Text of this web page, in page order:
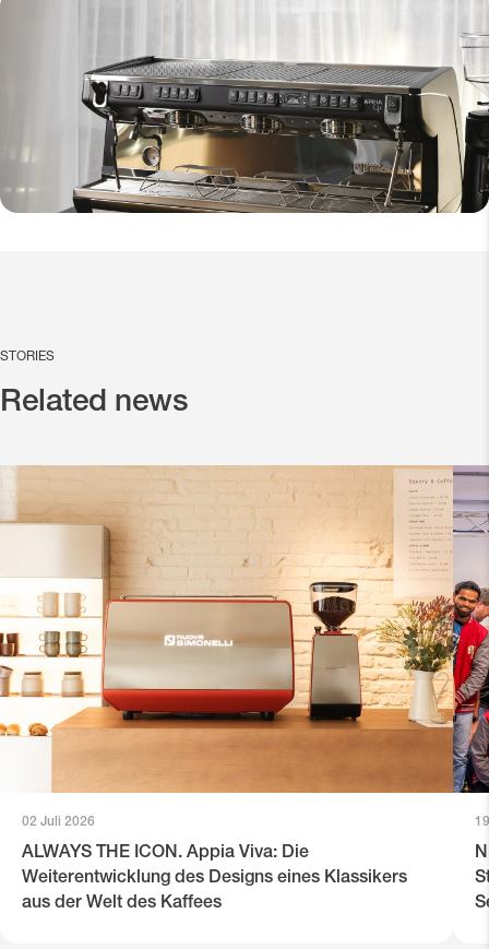
STORIES
Related news
02 Juli 2026
ALWAYS THE ICON. Appia Viva: Die
Weiterentwicklung des Designs eines Klassikers
aus der Welt des Kaffees